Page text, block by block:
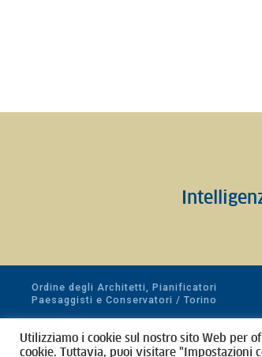
Ordine degli Architetti, Pianificatori
Paesaggisti e Conservatori / Torino
CF 80089280012
Utilizziamo i cookie sul nostro sito Web per
cookie. Tuttavia, puoi visitare "Impostazioni